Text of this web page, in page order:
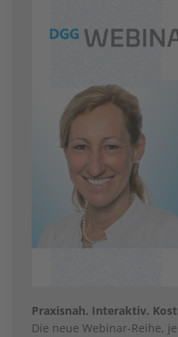
Praxisnah. Interaktiv.
Die neue Webinar-Reihe,